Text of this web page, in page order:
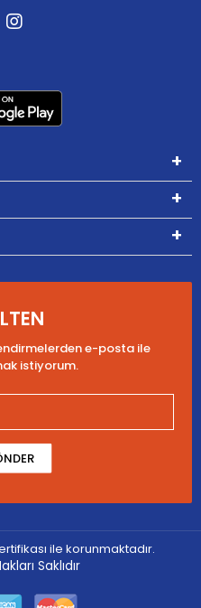
e-posta ile
istiyorum.
ile korunmaktadır.
Saklıdır